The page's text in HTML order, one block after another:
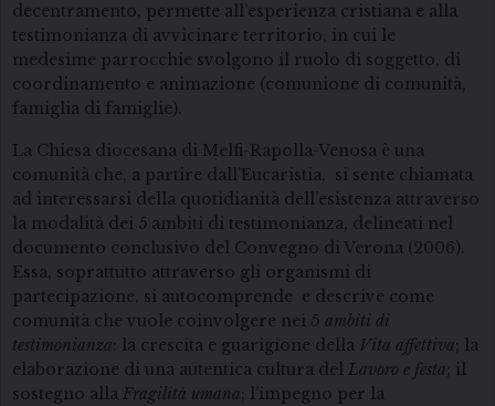
decentramento, permette all’esperienza cristiana e alla
testimonianza di avvicinare territorio, in cui le
medesime parrocchie svolgono il ruolo di soggetto, di
coordinamento e animazione (comunione di comunità,
famiglia di famiglie).
La Chiesa diocesana di Melfi-Rapolla-Venosa è una
comunità che, a partire dall’Eucaristia, si sente chiamata
ad interessarsi della quotidianità dell’esistenza attraverso
la modalità dei 5 ambiti di testimonianza, delineati nel
documento conclusivo del Convegno di Verona (2006).
Essa, soprattutto attraverso gli organismi di
partecipazione, si autocomprende e descrive come
comunità che vuole coinvolgere nei 5 ambiti di
testimonianza: la crescita e guarigione della Vita affettiva; la
elaborazione di una autentica cultura del Lavoro e festa; il
sostegno alla Fragilità umana; l’impegno per la